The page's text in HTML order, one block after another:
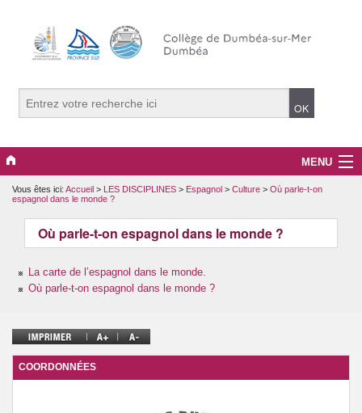
MENU
RENTREE DES CLASSES 2026
ACTUALITES
LES DISCIPLINES
ESPACE PARENTS
NOS SECTIONS
Vous êtes ici: Accueil > LES DISCIPLINES > Espagnol > Culture > Où parle-t-on
espagnol dans le monde ?
Où parle-t-on espagnol dans le monde ?
La carte de l’espagnol dans le monde.
Où parle-t-on espagnol dans le monde ?
COORDONNÉES